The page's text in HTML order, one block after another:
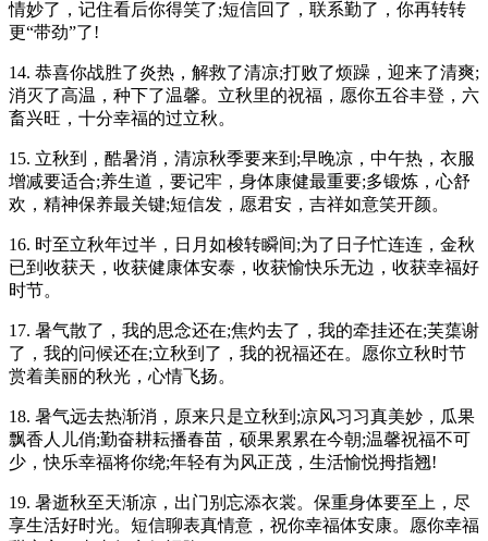
情妙了，记住看后你得笑了;短信回了，联系勤了，你再转转
更“带劲”了!
14. 恭喜你战胜了炎热，解救了清凉;打败了烦躁，迎来了清爽;
消灭了高温，种下了温馨。立秋里的祝福，愿你五谷丰登，六
畜兴旺，十分幸福的过立秋。
15. 立秋到，酷暑消，清凉秋季要来到;早晚凉，中午热，衣服
增减要适合;养生道，要记牢，身体康健最重要;多锻炼，心舒
欢，精神保养最关键;短信发，愿君安，吉祥如意笑开颜。
16. 时至立秋年过半，日月如梭转瞬间;为了日子忙连连，金秋
已到收获天，收获健康体安泰，收获愉快乐无边，收获幸福好
时节。
17. 暑气散了，我的思念还在;焦灼去了，我的牵挂还在;芙蕖谢
了，我的问候还在;立秋到了，我的祝福还在。愿你立秋时节
赏着美丽的秋光，心情飞扬。
18. 暑气远去热渐消，原来只是立秋到;凉风习习真美妙，瓜果
飘香人儿俏;勤奋耕耘播春苗，硕果累累在今朝;温馨祝福不可
少，快乐幸福将你绕;年轻有为风正茂，生活愉悦拇指翘!
19. 暑逝秋至天渐凉，出门别忘添衣裳。保重身体要至上，尽
享生活好时光。短信聊表真情意，祝你幸福体安康。愿你幸福